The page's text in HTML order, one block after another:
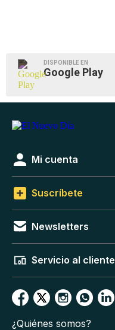
DISPONIBLE EN
Google Play
Mi cuenta
Suscríbete
Newsletters
Servicio al cliente
¿Quiénes somos?